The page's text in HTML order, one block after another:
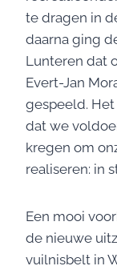
te dragen in
daarna ging
Lunteren dat
Evert-Jan
gespeeld.
dat we
kregen om
realiseren: in
Een mooi
de nieuwe
vuilnisbelt in